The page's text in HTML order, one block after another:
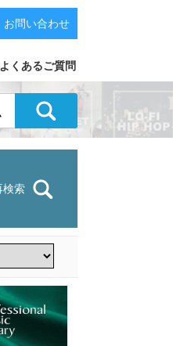
よくあるご質問
お問い合わせ
検索